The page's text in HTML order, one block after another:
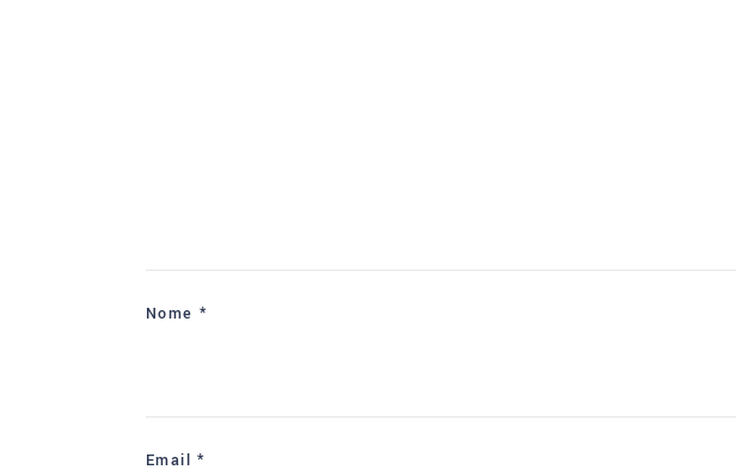
Nome *
Email*